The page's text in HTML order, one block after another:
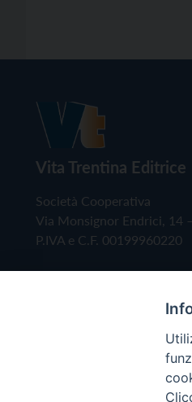
Vita Trentina Editrice
Società Cooperativa
Via Monsignor Endrici, 14
P.IVA e C.F. 00199960220